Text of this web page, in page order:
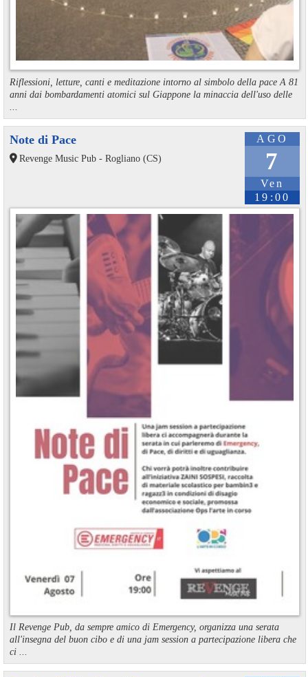
Riflessioni, letture, canti e meditazione intorno al simbolo della pace A 81
anni dai bombardamenti atomici sul Giappone la minaccia dell'uso delle
AGO
7
Ven
19:00
Note di Pace
Revenge Music Pub - Rogliano (CS)
Il Revenge Pub, da sempre amico di Emergency, organizza una serata
all'insegna del buon cibo e di una jam session a partecipazione libera che
ci ...